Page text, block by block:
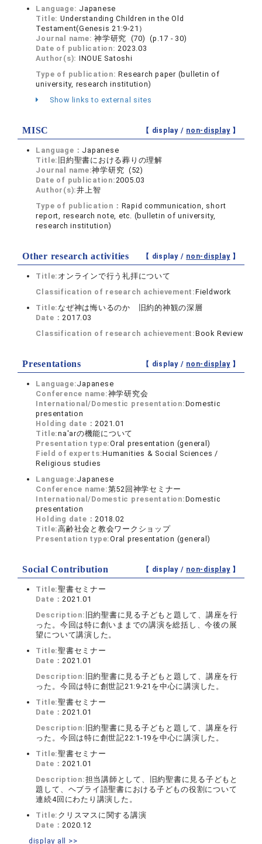
Language: Japanese
Title: Understanding Children in the Old
Testament(Genesis 21:9-21）
Journal name:神学研究 (70) (p.17 - 30)
Date of publication:2023.03
Author(s): INOUE Satoshi
Type of publication:Research paper (bulletin of
university, research institution)
Show links to external sites
MISC 【 display / non-display】
Language： Japanese
Title: 旧約聖書における葬りの理解
Journal name:神学研究 (52)
Date of publication:2005.03
Author(s):井上智
Type of publication： Rapid communication, short
report, research note, etc. (bulletin of university,
research institution)
Other research activities 【 display / non-display】
Title: オンラインで行う礼拝について
Classification of research achievement:Fieldwork
Title: なぜ神は悔いるのか 旧約的神観の深層
Date：2017.03
Classification of research achievement:Book Review
Presentations 【 display / non-display】
Language:Japanese
Conference name:神学研究会
International/Domestic presentation:Domestic
presentation
Holding date：2021.01
Title:na'arの機能について
Presentation type:Oral presentation (general)
Field of experts:Humanities & Social Sciences /
Religious studies
Language:Japanese
Conference name:第52回神学セミナー
International/Domestic presentation:Domestic
presentation
Holding date：2018.02
Title:高齢社会と教会ワークショップ
Presentation type:Oral presentation (general)
Social Contribution 【 display / non-display】
Title:聖書セミナー
Date：2021.01
Description: 旧約聖書に見る子どもと題して、講座を行
った。今回は特に創いままでの講演を総括し、今後の展
望について講演した。
Title:聖書セミナー
Date：2021.01
Description: 旧約聖書に見る子どもと題して、講座を行
った。今回は特に創世記21:9-21を中心に講演した。
Title:聖書セミナー
Date：2021.01
Description: 旧約聖書に見る子どもと題して、講座を行
った。今回は特に創世記22:1-19を中心に講演した。
Title:聖書セミナー
Date：2021.01
Description:担当講師として、旧約聖書に見る子どもと
題して、ヘブライ語聖書における子どもの役割について
連続4回にわたり講演した。
Title: クリスマスに関する講演
Date：2020.12
display all >>